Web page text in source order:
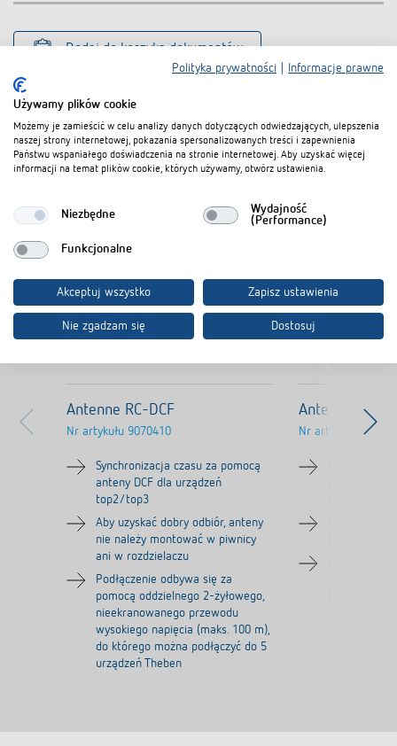
Dodaj do koszyka dokumentów
Produkty powiązane
Antenne RC-DCF
Nr artykułu 9070410
Synchronizacja czasu za pomocą
anteny DCF dla urządzeń
top2/top3
Aby uzyskać dobry odbiór, anteny
nie należy montować w piwnicy
ani w rozdzielaczu
Podłączenie odbywa się za
pomocą oddzielnego 2-żyłowego,
nieekranowanego przewodu
wysokiego napięcia (maks. 100 m),
do którego można podłączyć do 5
urządzeń Theben
Antenne RC-
Nr artykułu
Polityka prywatności Informacje prawne
Używamy plików cookie
Możemy je zamieścić w celu analizy danych dotyczących odwiedzających, ulepszenia
naszej strony internetowej, pokazania spersonalizowanych treści i zapewnienia
Państwu wspaniałego doświadczenia na stronie internetowej. Aby uzyskać więcej
informacji na temat plików cookie, których używamy, otwórz ustawienia.
Niezbędne
Wydajność
(Performance)
Funkcjonalne
Akceptuj wszystko Zapisz ustawienia
Nie zgadzam się Dostosuj